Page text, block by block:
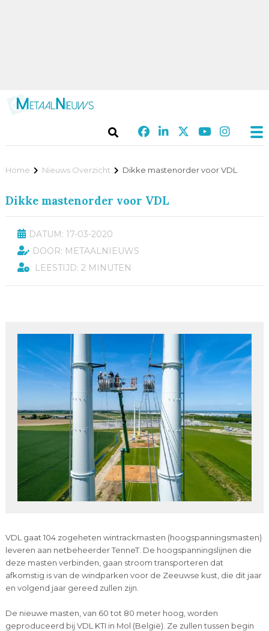
Home Nieuws Overzicht Dikke mastenorder voor VDL
Dikke mastenorder voor VDL
DATUM: 17-03-2020
DOOR: METAALNIEUWS
LEESTIJD: 2 MINUTEN
VDL gaat 104 zogeheten wintrackmasten (hoogspanningsmasten)
leveren aan netbeheerder TenneT. De hoogspanningslijnen die
deze masten verbinden, gaan stroom transporteren dat
afkomstig is van de windparken voor de Zeeuwse kust, die dit jaar
en volgend jaar gereed zullen zijn.
De nieuwe masten, van 60 tot 80 meter hoog, worden
geproduceerd bij VDL KTI in Mol (België). Ze zullen tussen begin